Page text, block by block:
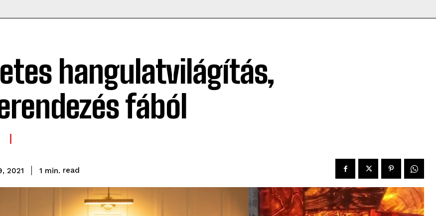
hangulatvilágítás,
fából
2021 1 min. read